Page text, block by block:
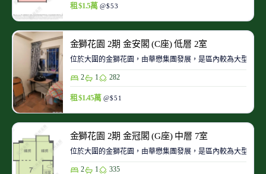
租 $1.5萬 @$53
金獅花園 2期 金安閣 (C座) 低層 2室
位於大圍的金獅花園，由華懋集團發展，是區內較為大型的
2 1 282
租 $1.45萬 @$51
金獅花園 2期 金冠閣 (G座) 中層 7室
位於大圍的金獅花園，由華懋集團發展，是區內較為大型的
2 1 335